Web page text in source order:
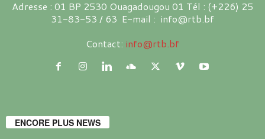
Adresse : 01 BP 2530 Ouagadougou 01 Tél : (+226) 25
31-83-53 / 63 E-mail : info@rtb.bf
Contact: info@rtb.bf
ENCORE PLUS NEWS